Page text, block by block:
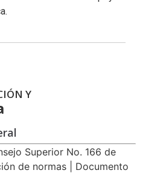
Y
Superior No. 166 de
de normas | Documento